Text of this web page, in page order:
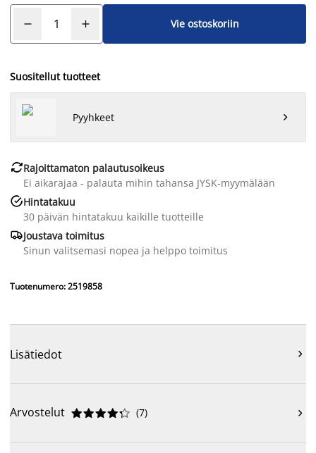
Vie ostoskoriin
Suositellut tuotteet
Pyyhkeet 
Rajoittamaton palautusoikeus
Ei aikarajaa - palauta mihin tahansa JYSK-myymälään
Hintatakuu
30 päivän hintatakuu kaikille tuotteille
Joustava toimitus
Sinun valitsemasi nopea ja helppo toimitus
Tuotenumero: 2519858
Lisätiedot 
Arvostelut 




 (7) 